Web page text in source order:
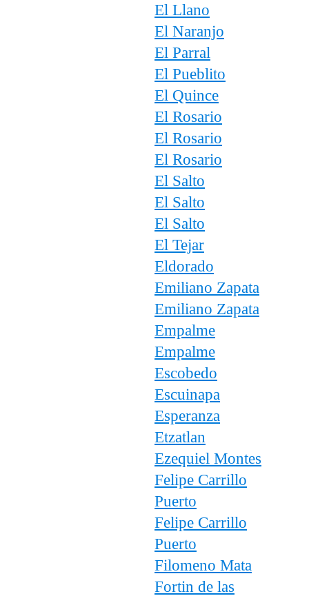
El Llano
El Naranjo
El Parral
El Pueblito
El Quince
El Rosario
El Rosario
El Rosario
El Salto
El Salto
El Salto
El Tejar
Eldorado
Emiliano Zapata
Emiliano Zapata
Empalme
Empalme
Escobedo
Escuinapa
Esperanza
Etzatlan
Ezequiel Montes
Felipe Carrillo
Puerto
Felipe Carrillo
Puerto
Filomeno Mata
Fortin de las